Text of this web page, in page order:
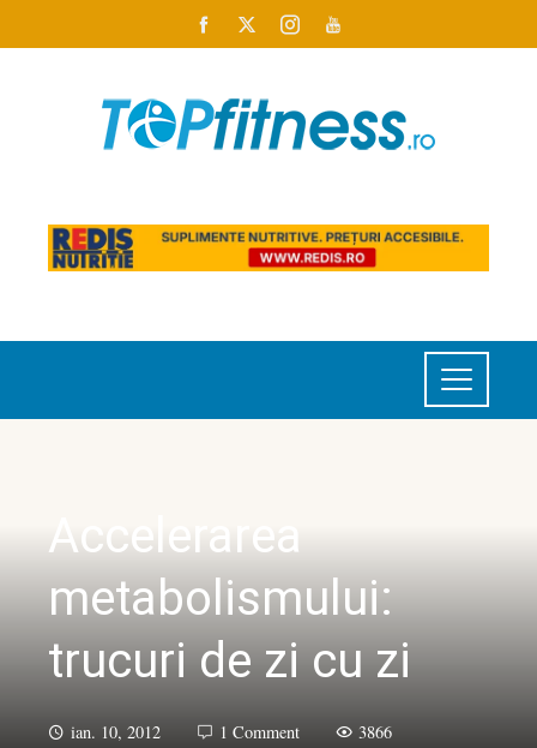
Accelerarea
metabolismului:
trucuri de zi cu zi
ian. 10, 2012 1 Comment
3866